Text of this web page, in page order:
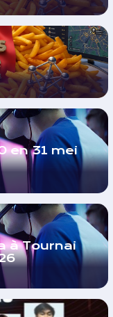
en 31 mei
à Tournai